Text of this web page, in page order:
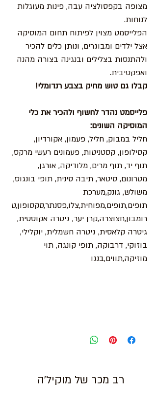
מצופה בקפסולציה עבה, פינות מעוגלות
לנוחות.
הפלייסמט מצוין לפיתוח תחום המוסיקה
אצל ילדים ומבוגרים, ונותן כלים להכיר
ולהתנסות בצלילים ובנגינה בצורה מהנה
ואפקטיבית.
קבלו גם טוש מחיק בצבע רנדומלי!
פלייסמט נהדר לחשוף ולהכיר את כלי
המוסיקה השונים:
חליל במבוק, חליל, פעמון, אקורדיון,
קסילופון, קסטניטות, פעמונים רעשי מרקס,
תוף יד, תוף מרים, מלודיקה, אורגן,
מטרונום, סיטאר, תיבה סינית, תופי בונגוס,
משולש, גונק,מערכת
תופים,תופים,מפוחית,צלו,פסנתר,סקסופון,ט
רומבון,חצוצרה,קרן יער, גיטרה אקוסטית,
גיטרה קלאסית, גיטרה חשמלית, יוקלילי,
בוזוקי, דרבוקה, תופי קונגה, תוי
מוזיקה,תווים,בנגו
רב מכר של מוקיל'ה